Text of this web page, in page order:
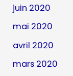
juin 2020
mai 2020
avril 2020
mars 2020